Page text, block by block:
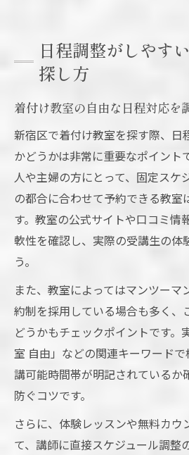
日程調整がしやす
探し方
着付け教室の自由な日程対応を
新宿区で着付け教室を探す際、日
かどうかは非常に重要なポイント
人や主婦の方にとって、固定スケ
の都合に合わせて予約できる教室
す。教室の公式サイトや口コミ情
軟性を確認し、実際の受講生の体
う。
また、教室によってはマンツーマ
約制を採用している場合も多く、
どうかもチェックポイントです。
室 自由」などの関連キーワード
講可能時間帯が明記されているか
防ぐコツです。
さらに、体験レッスンや無料カウ
て、講師に直接スケジュール調整